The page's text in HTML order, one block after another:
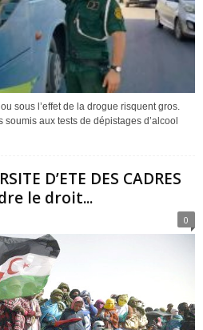
sous l’effet de la drogue risquent gros.
aux tests de dépistages d’alcool
D’ETE DES CADRES
le droit...
0